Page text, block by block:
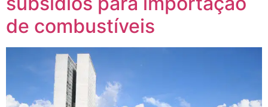
de combustíveis